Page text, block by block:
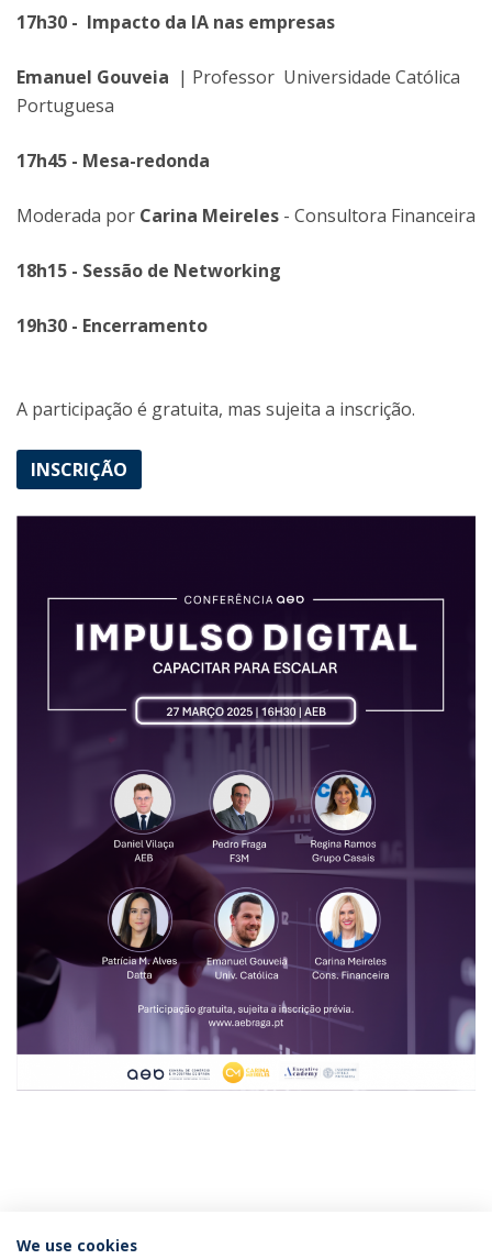
17h30 - Impacto da IA nas empresas
Emanuel Gouveia | Professor Universidade Católica
Portuguesa
17h45 - Mesa-redonda
Moderada por Carina Meireles - Consultora Financeira
18h15 - Sessão de Networking
19h30 - Encerramento
A participação é gratuita, mas sujeita a inscrição.
INSCRIÇÃO
Católica Braga Executive Academy
We use cookies